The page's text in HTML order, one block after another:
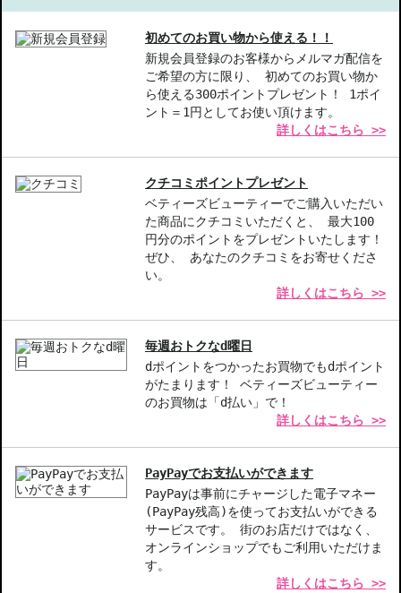
て。
・シャイン：ヒアルロン酸Naなどの保湿成分配合で、潤しながら、
輝きのあるツヤめく唇に。
・サテン：サテンのような上品でなめらかな光沢感。にじみにく
く、唇の輪郭を際立たせます。
・マット：マットなのに、唇が乾きにくい独自フォーミュラ。軽や
かな付け心地で、鮮やかカラーが持続。
ポップな発色-明るい印象を与える鮮やかなカラー展開。
多彩な仕上がり-シャイン、サテン、マットから選べる3つの仕上が
【こんな方へおすすめ】
鮮やかなカラーや質感を楽しみたい方。
唇の乾燥が気になる方、長時間のリップメイクで潤いを求める方。
商品番号：11216364
初めてのお買い物から使える！！
新規会員登録のお客様からメルマガ配信を
ご希望の方に限り、 初めてのお買い物か
ら使える300ポイントプレゼント！ 1ポイ
ント＝1円としてお使い頂けます。
詳しくはこちら >>
クチコミポイントプレゼント
ベティーズビューティーでご購入いただい
た商品にクチコミいただくと、 最大100
円分のポイントをプレゼントいたします！
ぜひ、 あなたのクチコミをお寄せくださ
い。
詳しくはこちら >>
毎週おトクなd曜日
dポイントをつかったお買物でもdポイント
がたまります！ ベティーズビューティー
のお買物は「d払い」で！
詳しくはこちら >>
PayPayでお支払いができます
PayPayは事前にチャージした電子マネー
(PayPay残高)を使ってお支払いができる
サービスです。 街のお店だけではなく、
オンラインショップでもご利用いただけま
す。
詳しくはこちら >>